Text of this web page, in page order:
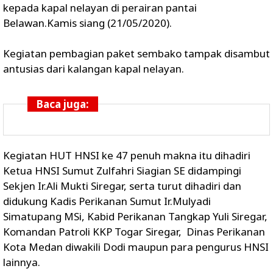
kepada kapal nelayan di perairan pantai
Belawan.Kamis siang (21/05/2020).
Kegiatan pembagian paket sembako tampak disambut
antusias dari kalangan kapal nelayan.
Baca juga:
Kegiatan HUT HNSI ke 47 penuh makna itu dihadiri
Ketua HNSI Sumut Zulfahri Siagian SE didampingi
Sekjen Ir.Ali Mukti Siregar, serta turut dihadiri dan
didukung Kadis Perikanan Sumut Ir.Mulyadi
Simatupang MSi, Kabid Perikanan Tangkap Yuli Siregar,
Komandan Patroli KKP Togar Siregar, Dinas Perikanan
Kota Medan diwakili Dodi maupun para pengurus HNSI
lainnya.